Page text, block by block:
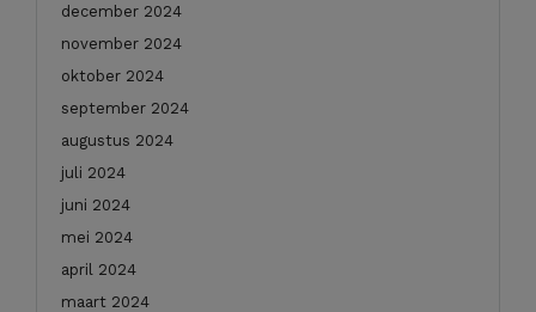
december 2024
november 2024
oktober 2024
september 2024
augustus 2024
juli 2024
juni 2024
mei 2024
april 2024
maart 2024